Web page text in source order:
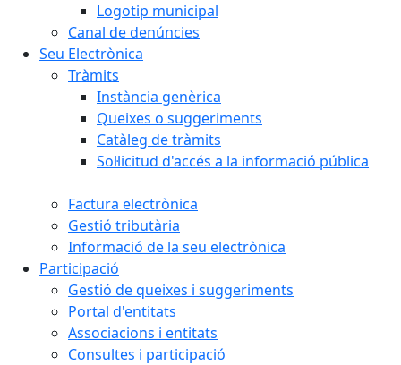
Logotip municipal
Canal de denúncies
Seu Electrònica
Tràmits
Instància genèrica
Queixes o suggeriments
Catàleg de tràmits
Sol·licitud d'accés a la informació pública
Factura electrònica
Gestió tributària
Informació de la seu electrònica
Participació
Gestió de queixes i suggeriments
Portal d'entitats
Associacions i entitats
Consultes i participació